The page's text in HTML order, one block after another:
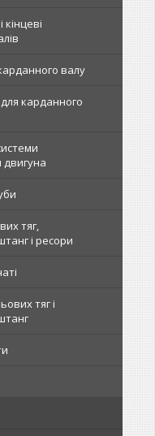
кінцеві
валу
карданного
тяг,
і ресори
тяг і